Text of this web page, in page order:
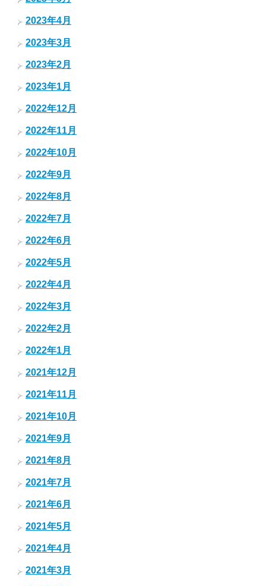
2023年4月
2023年3月
2023年2月
2023年1月
2022年12月
2022年11月
2022年10月
2022年9月
2022年8月
2022年7月
2022年6月
2022年5月
2022年4月
2022年3月
2022年2月
2022年1月
2021年12月
2021年11月
2021年10月
2021年9月
2021年8月
2021年7月
2021年6月
2021年5月
2021年4月
2021年3月